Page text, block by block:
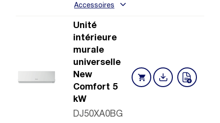
Accessoires
Unité
intérieure
murale
universelle
New
Comfort 5
kW
DJ50XA0BG